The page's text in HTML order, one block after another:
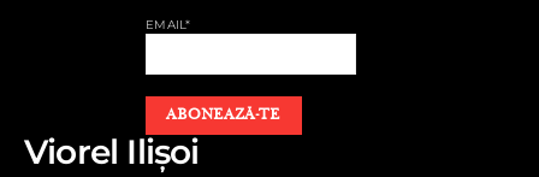
EMAIL*
Viorel Ilișoi